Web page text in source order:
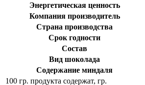
Энергетическая ценность
Компания производитель
Страна производства
Срок годности
Состав
Вид шоколада
Содержание миндаля
100 гр. продукта содержат, гр.